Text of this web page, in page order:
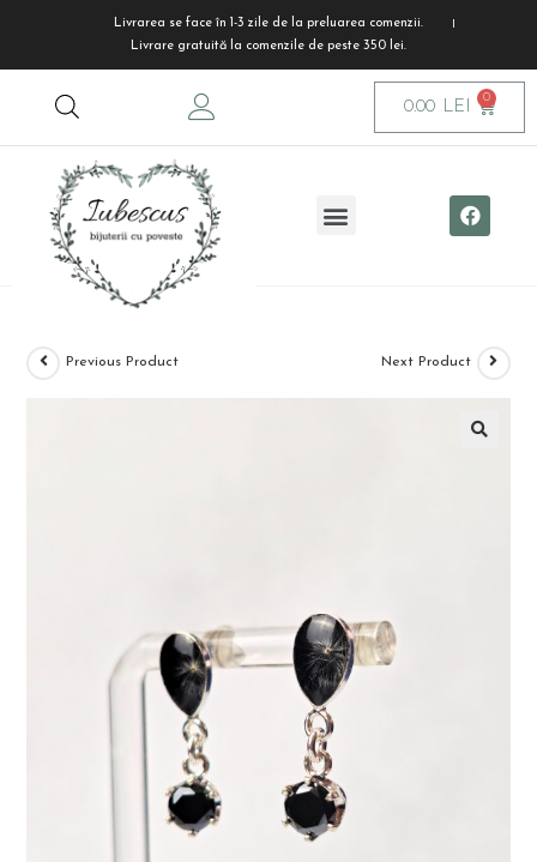
Livrarea se face în 1-3 zile de la preluarea comenzii.
Livrare gratuită la comenzile de peste 350 lei.
0.00 LEI
Previous Product Next Product